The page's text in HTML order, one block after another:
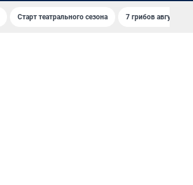
Старт театрального сезона 7 грибов августа